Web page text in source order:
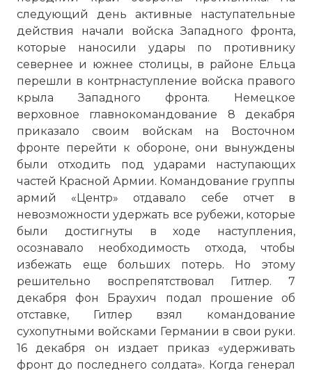
следующий день активные наступательные
действия начали войска Западного фронта,
которые наносили удары по противнику
севернее и южнее столицы, в районе Ельца
перешли в контрнаступление войска правого
крыла Западного фронта. Немецкое
верховное главнокомандование 8 декабря
приказало своим войскам на Восточном
фронте перейти к обороне, они вынуждены
были отходить под ударами наступающих
частей Красной Армии. Командование группы
армий «Центр» отдавало себе отчет в
невозможности удержать все рубежи, которые
были достигнуты в ходе наступления,
осознавало необходимость отхода, чтобы
избежать еще больших потерь. Но этому
решительно воспрепятствовал Гитлер. 7
декабря фон Браухич подал прошение об
отставке, Гитлер взял командование
сухопутными войсками Германии в свои руки.
16 декабря он издает приказ «удерживать
фронт до последнего солдата». Когда генерал
Рейхсминистерства авиации. На этом
посту он принимал участие в
восстановлении авиационной
промышленности страны, после чего в
1936—1938 годах возглавлял штаб
люфтваффе.
Фото статьи: